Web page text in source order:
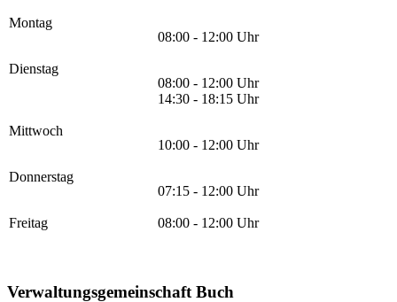
Montag
08:00 - 12:00 Uhr
Dienstag
08:00 - 12:00 Uhr
14:30 - 18:15 Uhr
Mittwoch
10:00 - 12:00 Uhr
Donnerstag
07:15 - 12:00 Uhr
Freitag 08:00 - 12:00 Uhr
Verwaltungsgemeinschaft Buch